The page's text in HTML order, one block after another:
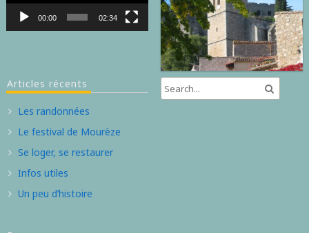
00:00 02:34
Articles récents
Les randonnées
Le festival de Mourèze
Se loger, se restaurer
Infos utiles
Un peu d’histoire